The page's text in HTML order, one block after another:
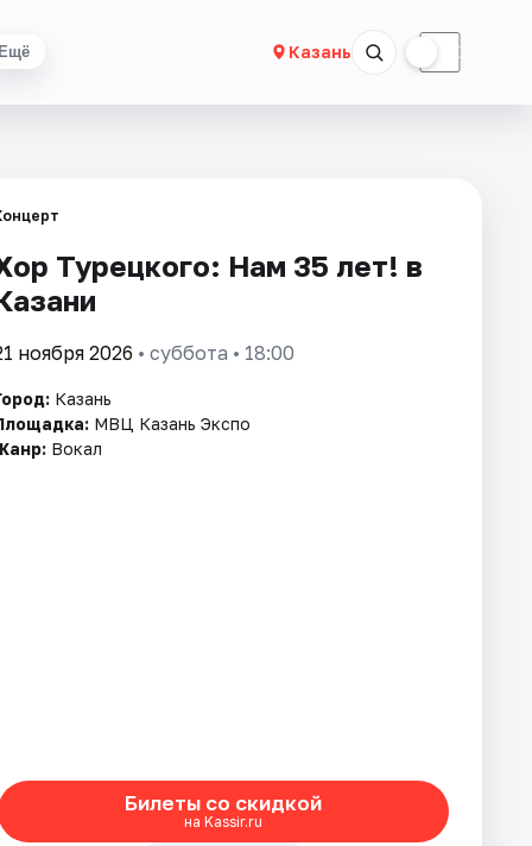
Казань ☾
Турецкого: Нам 35 лет! в
ноября 2026 • суббота • 18:00
Казань
МВЦ Казань Экспо
Вокал
Билеты со скидкой
на Kassir.ru